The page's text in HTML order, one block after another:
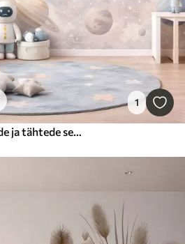
1
väike astronaut planeetide ja tähtede seas